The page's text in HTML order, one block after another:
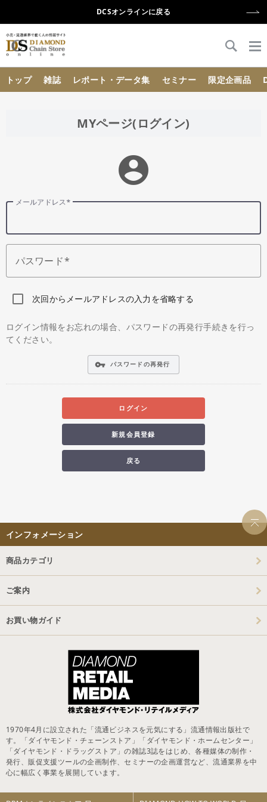
DCSオンラインに戻る
トップ 雑誌 レポート・データ集 セミナー 限定企画品
MYページ(ログイン)
account_circle
メールアドレス
パスワード
次回からメールアドレスの入力を省略する
ログイン情報をお忘れの場合、パスワードの再発行手続きを行っ
てください。
vpn_key パスワードの再発行
ログイン
新規会員登録
戻る
インフォメーション
商品カテゴリ
ご案内
お買い物ガイド
1970年4月に設立された「流通ビジネスを元気にする」流通情報出版社で
す。「ダイヤモンド・チェーンストア」「ダイヤモンド・ホームセンター」
「ダイヤモンド・ドラッグストア」の雑誌3誌をはじめ、各種媒体の制作・
発行、販促支援ツールの企画制作、セミナーの企画運営など、流通業界を中
心に幅広く事業を展開しています。